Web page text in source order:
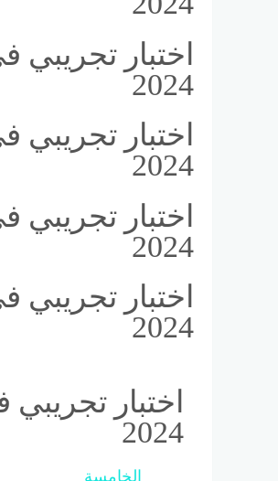
اختبار تجريبي
2024
اختبار تجريبي
2024
اختبار تجريبي
2024
اختبار تجريبي
2024
اختبار
2024
الخامسة